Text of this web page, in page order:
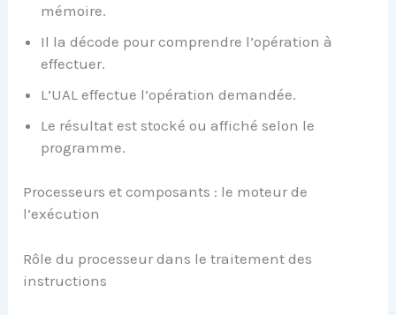
mémoire.
Il la décode pour comprendre l’opération à
effectuer.
L’UAL effectue l’opération demandée.
Le résultat est stocké ou affiché selon le
programme.
Processeurs et composants : le moteur de
l’exécution
Rôle du processeur dans le traitement des
instructions